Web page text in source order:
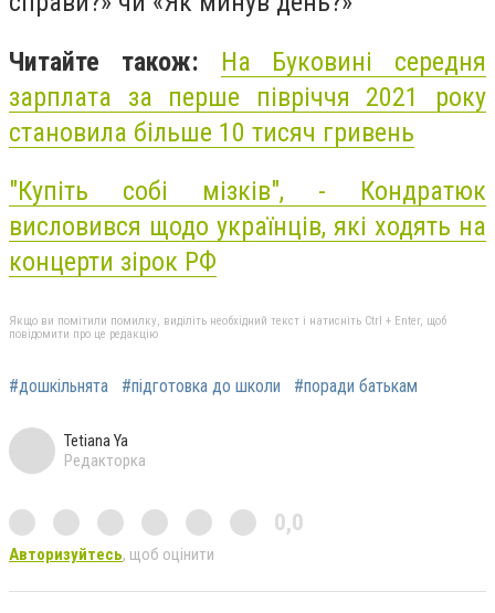
Читайте також: На Буковині середня
зарплата за перше півріччя 2021 року
становила більше 10 тисяч гривень
"Купіть собі мізків", - Кондратюк
висловився щодо українців, які ходять на
концерти зірок РФ
Якщо ви помітили помилку, виділіть необхідний текст і натисніть Ctrl + Enter, щоб
повідомити про це редакцію
#дошкільнята #підготовка до школи #поради батькам
Tetiana Ya
Редакторка
0,0
Авторизуйтесь, щоб оцінити